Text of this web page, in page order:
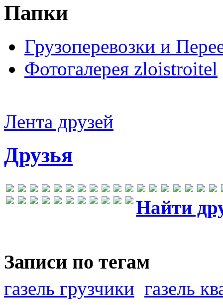
Папки
Грузоперевозки и
Фотогалерея zloistroitel
Лента друзей
Друзья
Найти
Записи по тегам
газель грузчики газель